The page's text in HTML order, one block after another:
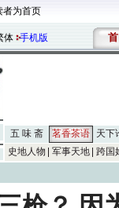
者为首页
体 手机版 首
五 味 斋 茗香茶语
天下
史地人物
军事天地 跨国